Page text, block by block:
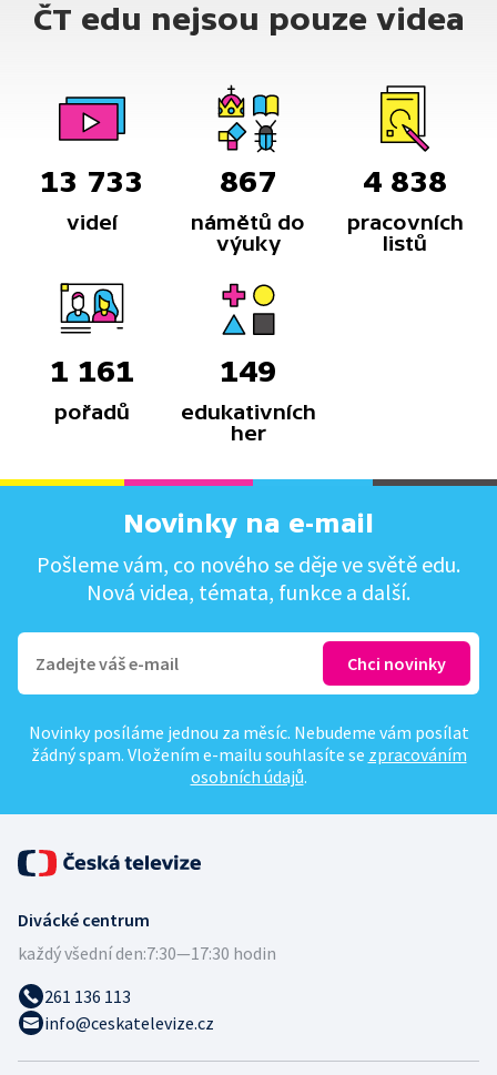
ČT edu nejsou pouze videa
13 733
videí
867
námětů do
výuky
4 838
pracovních
listů
1 161
pořadů
149
edukativních
her
Novinky na e-mail
Pošleme vám, co nového se děje ve světě edu.
Nová videa, témata, funkce a další.
Novinky posíláme jednou za měsíc. Nebudeme vám posílat
žádný spam. Vložením e-mailu souhlasíte se zpracováním
osobních údajů.